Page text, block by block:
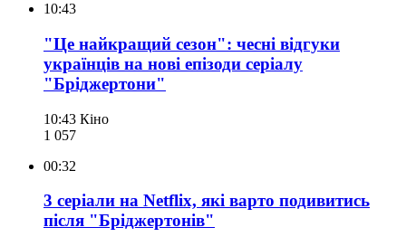
10:43
"Це найкращий сезон": чесні відгуки
українців на нові епізоди серіалу
"Бріджертони"
10:43 Кіно
1 057
00:32
3 серіали на Netflix, які варто подивитись
після "Бріджертонів"